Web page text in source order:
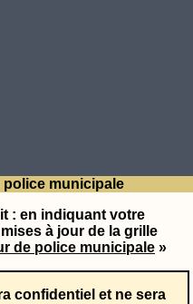
police municipale
: en indiquant votre
à jour de la grille
de police municipale »
confidentiel et ne sera